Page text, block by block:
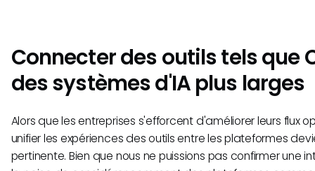
Connecter des outils tels que
des systèmes d'IA plus larges
Alors que les entreprises s'efforcent d'améliorer leurs flux
unifier les expériences des outils entre les plateformes
pertinente. Bien que nous ne puissions pas confirmer une